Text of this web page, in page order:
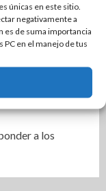
únicas en este sitio.
negativamente a
es de suma importancia
en el manejo de tus
urbana de
a más
que
a los